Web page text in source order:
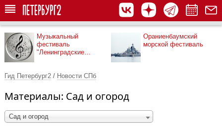
Музыкальный
фестиваль
"Ленинградские
Ораниенбаумский
морской фестиваль
Гид Петербург2 / Новости СПб
Материалы: Сад и огород
Сад и огород